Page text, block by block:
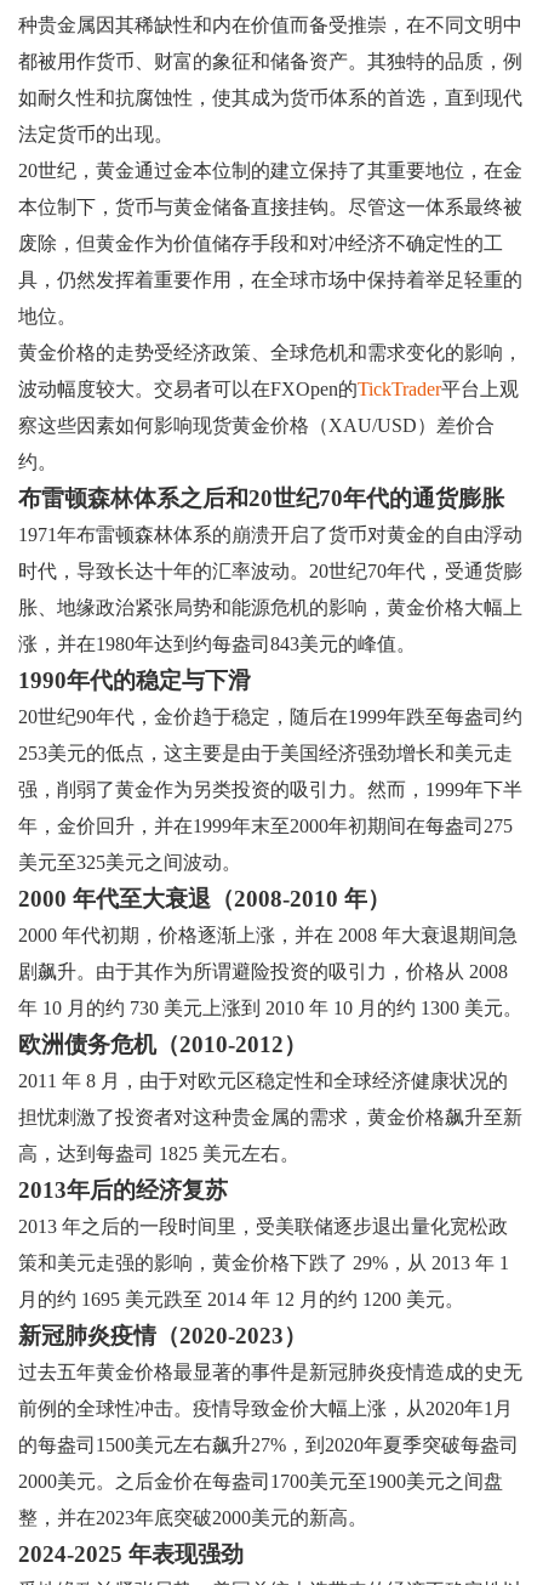
种贵金属因其稀缺性和内在价值而备受推崇，在不同文明中
都被用作货币、财富的象征和储备资产。其独特的品质，例
如耐久性和抗腐蚀性，使其成为货币体系的首选，直到现代
法定货币的出现。
20世纪，黄金通过金本位制的建立保持了其重要地位，在金
本位制下，货币与黄金储备直接挂钩。尽管这一体系最终被
废除，但黄金作为价值储存手段和对冲经济不确定性的工
具，仍然发挥着重要作用，在全球市场中保持着举足轻重的
地位。
黄金价格的走势受经济政策、全球危机和需求变化的影响，
波动幅度较大。交易者可以在FXOpen的TickTrader平台上观
察这些因素如何影响现货黄金价格（XAU/USD）差价合
约。
布雷顿森林体系之后和20世纪70年代的通货膨胀
1971年布雷顿森林体系的崩溃开启了货币对黄金的自由浮动
时代，导致长达十年的汇率波动。20世纪70年代，受通货膨
胀、地缘政治紧张局势和能源危机的影响，黄金价格大幅上
涨，并在1980年达到约每盎司843美元的峰值。
1990年代的稳定与下滑
20世纪90年代，金价趋于稳定，随后在1999年跌至每盎司约
253美元的低点，这主要是由于美国经济强劲增长和美元走
强，削弱了黄金作为另类投资的吸引力。然而，1999年下半
年，金价回升，并在1999年末至2000年初期间在每盎司275
美元至325美元之间波动。
2000 年代至大衰退（2008-2010 年）
2000 年代初期，价格逐渐上涨，并在 2008 年大衰退期间急
剧飙升。由于其作为所谓避险投资的吸引力，价格从 2008
年 10 月的约 730 美元上涨到 2010 年 10 月的约 1300 美元。
欧洲债务危机（2010-2012）
2011 年 8 月，由于对欧元区稳定性和全球经济健康状况的
担忧刺激了投资者对这种贵金属的需求，黄金价格飙升至新
高，达到每盎司 1825 美元左右。
2013年后的经济复苏
2013 年之后的一段时间里，受美联储逐步退出量化宽松政
策和美元走强的影响，黄金价格下跌了 29%，从 2013 年 1
月的约 1695 美元跌至 2014 年 12 月的约 1200 美元。
新冠肺炎疫情（2020-2023）
过去五年黄金价格最显著的事件是新冠肺炎疫情造成的史无
前例的全球性冲击。疫情导致金价大幅上涨，从2020年1月
的每盎司1500美元左右飙升27%，到2020年夏季突破每盎司
2000美元。之后金价在每盎司1700美元至1900美元之间盘
整，并在2023年底突破2000美元的新高。
2024-2025 年表现强劲